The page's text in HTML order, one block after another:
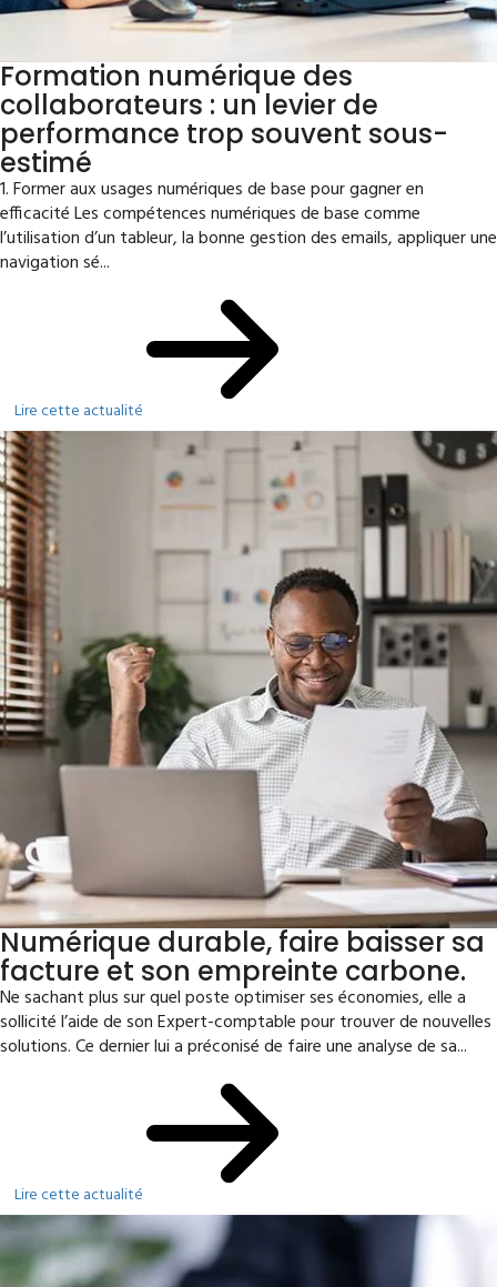
Formation numérique des
collaborateurs : un levier de
performance trop souvent sous-
estimé
1. Former aux usages numériques de base pour gagner en
efficacité Les compétences numériques de base comme
l’utilisation d’un tableur, la bonne gestion des emails, appliquer une
navigation sé...
Lire cette actualité
Numérique durable, faire baisser sa
facture et son empreinte carbone.
Ne sachant plus sur quel poste optimiser ses économies, elle a
sollicité l’aide de son Expert-comptable pour trouver de nouvelles
solutions. Ce dernier lui a préconisé de faire une analyse de sa...
Lire cette actualité